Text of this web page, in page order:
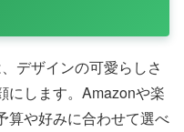
デザインの可愛らしさ
にします。Amazonや楽
算や好みに合わせて選べ